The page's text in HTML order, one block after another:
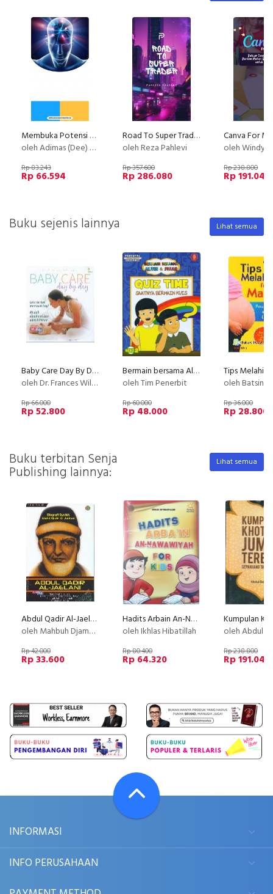
Membuka Potensi Diri melalui Kelenjar Pineal
oleh Adimas (Dee) Wirajayanagara (Lesmana)
Rp 83.243
Rp 66.594
Road To Super Trader - Strategi Trading Terbukti Menghasilkan Profit
oleh Reza Pahlevi
Rp 357.600
Rp 286.080
Canva For
oleh Windy
Rp 238.800
Rp 191.040
Buku sejenis lainnya Lihat semua
Baby Care Day By Day
oleh Dr. Frances Williams
Rp 66.000
Rp 52.800
Bermain bersama Alvin & Susan: Quiz Time - Saatnya Bermain Kuis (Seri -2)
oleh Tim Penerbit
Rp 60.000
Rp 48.000
oleh Batsinah
Rp 36.000
Rp 28.800
Buku terbitan Senja
Publishing lainnya:
Lihat semua
Abdul Qadir Al-Jaelani
oleh Mahbuh Djamaludin
Rp 42.000
Rp 33.600
Hadits Arbain An-Nawawiyah For Kids
oleh Ikhlas Hibatillah
Rp 80.400
Rp 64.320
oleh Abdul
Rp 238.800
Rp 191.040
INFORMASI
INFO PERUSAHAAN